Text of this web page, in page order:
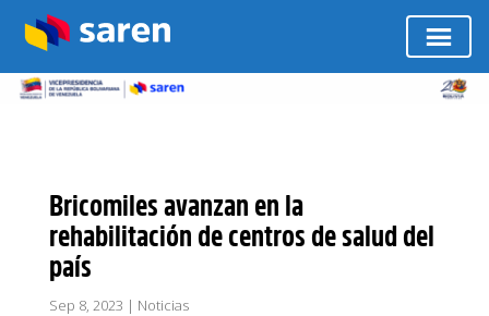
Bricomiles avanzan en la
rehabilitación de centros de salud del
país
Sep 8, 2023 | Noticias